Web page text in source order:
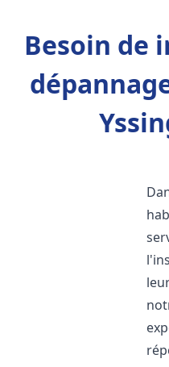
Besoin de